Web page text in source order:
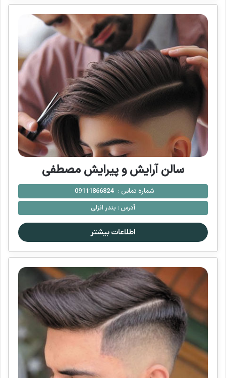
سالن آرایش و پیرایش مصطفی
شماره تماس : 09111866824
آدرس : بندر انزلی
اطلاعات بیشتر